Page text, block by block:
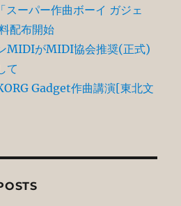
ーパー作曲ボーイ ガジェ
配布開始
MIDIがMIDI協会推奨(正式)
て
Gadget作曲講演[東北文